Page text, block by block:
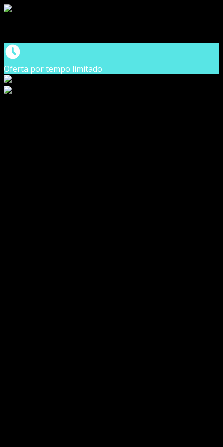
Oferta por tempo limitado